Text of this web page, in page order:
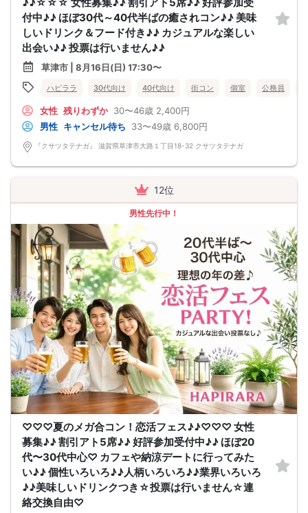
付中♪♪ ほぼ30代～40代半ばの癒されコン♪♪ 美味
しいドリンク＆フード付き♪♪ カジュアルな楽しい
出会い♪♪ 投票は行いません♪♪
草津市 | 8月16日(日) 17:30〜
ハピララ 30代向け 40代向け 街コン 個室 公務員
女性 残りわずか 30〜46歳 2,400円
男性 キャンセル待ち 33〜49歳 6,800円
『クサツタテナガ』 滋賀県草津市大路１丁目18-32 クサツタテナガ
12位
男性先行中！
♡♡♡夏のメガ合コン！恋活フェス♪♪♡♡♡ 女性
募集♪♪ 割引アト5席♪♪ 好評参加受付中♪♪ ほぼ20
代〜30代中心♡ カフェや納涼デートに行ってみた
い♪♪ 個性いろいろ♪♪人柄いろいろ♪♪業界いろいろ
♪♪美味しいドリンクつき☆投票は行いません☆連
絡交換自由♡